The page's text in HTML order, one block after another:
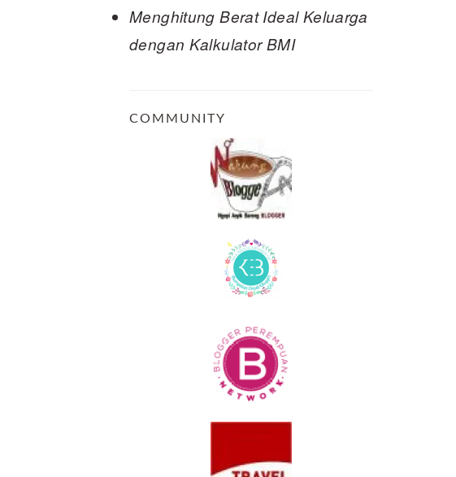
Menghitung Berat Ideal Keluarga
dengan Kalkulator BMI
COMMUNITY